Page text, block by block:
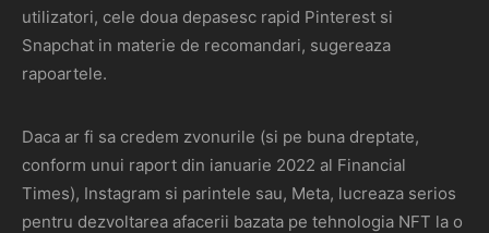
utilizatori, cele doua depasesc rapid Pinterest si
Snapchat in materie de recomandari, sugereaza
rapoartele.
Daca ar fi sa credem zvonurile (si pe buna dreptate,
conform unui raport din ianuarie 2022 al Financial
Times), Instagram si parintele sau, Meta, lucreaza serios
pentru dezvoltarea afacerii bazata pe tehnologia NFT la o